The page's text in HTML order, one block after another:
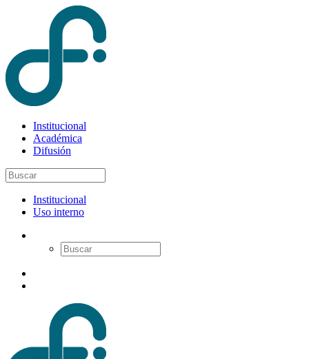
Institucional
Académica
Difusión
Institucional
Uso interno